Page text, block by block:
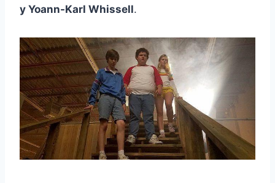
y Yoann-Karl Whissell.